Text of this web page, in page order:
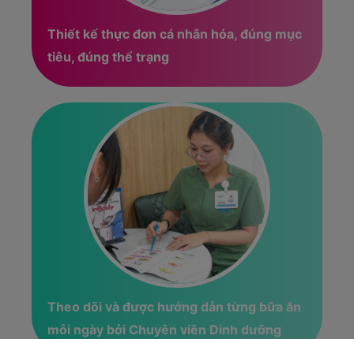
Thiết kế thực đơn cá nhân hóa, đúng mục
tiêu, đúng thể trạng
Theo dõi và được hướng dẫn từng bữa ăn
mỗi ngày bởi Chuyên viên Dinh dưỡng